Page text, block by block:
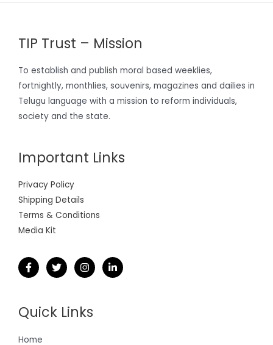
TIP Trust – Mission
To establish and publish moral based weeklies,
fortnightly, monthlies, souvenirs, magazines and dailies in
Telugu language with a mission to reform individuals,
society and the state.
Important Links
Privacy Policy
Shipping Details
Terms & Conditions
Media Kit
Quick Links
Home